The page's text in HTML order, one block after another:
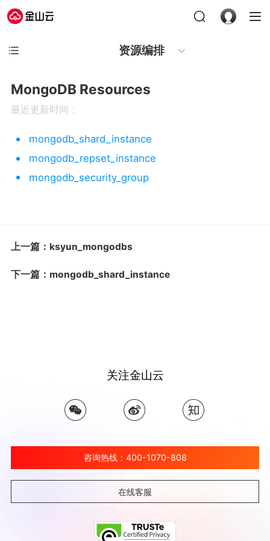
资源编排
MongoDB Resources
最近更新时间：
mongodb_shard_instance
mongodb_repset_instance
mongodb_security_group
上一篇：ksyun_mongodbs
下一篇：mongodb_shard_instance
关注金山云
咨询热线：400-1070-808
在线客服